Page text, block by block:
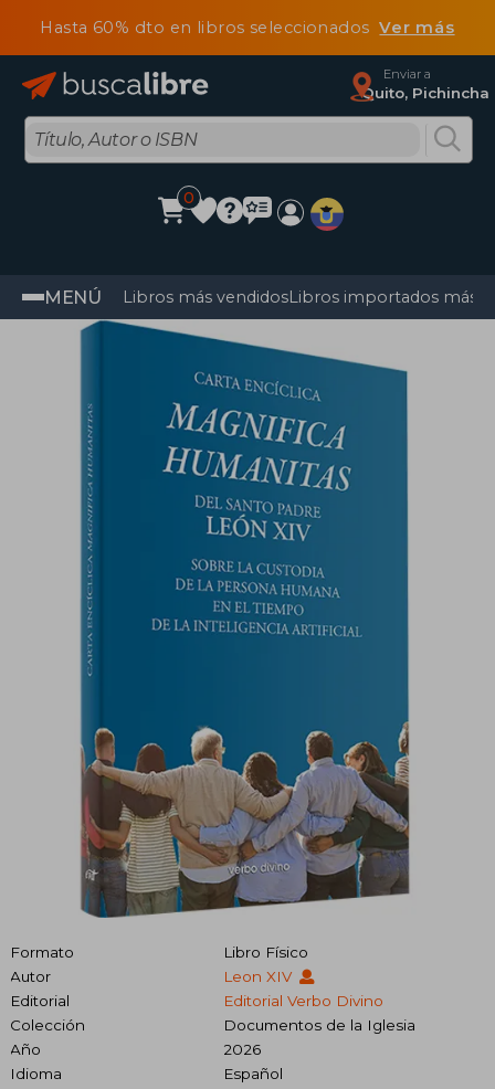
Hasta 60% dto en libros seleccionadosVer más
Enviar a
Quito, Pichincha
0
MENÚ Libros más vendidosLibros importados más
Formato
Libro Físico
Autor
Leon XIV
Editorial
Editorial Verbo Divino
Colección
Documentos de la Iglesia
Año
2026
Idioma
Español